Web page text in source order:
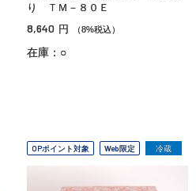
り ＴＭ－８０Ｅ
8,640 円 （8%税込）
在庫：○
OPポイント対象 Web限定 冷蔵